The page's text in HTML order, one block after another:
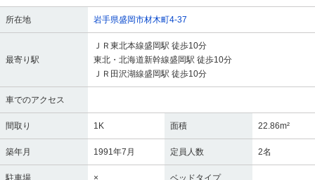
所在地 岩手県盛岡市材木町4-37
最寄り駅
ＪＲ東北本線盛岡駅 徒歩10分
東北・北海道新幹線盛岡駅 徒歩10分
ＪＲ田沢湖線盛岡駅 徒歩10分
車でのアクセス
間取り 1K 面積 22.86m²
築年月 1991年7月 定員人数 2名
駐車場 × ベッドタイプ